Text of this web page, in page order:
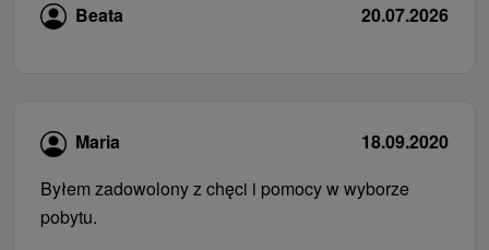
Beata 20.07.2026
Maria
18.09.2020
Byłem zadowolony z chęci i pomocy w wyborze
pobytu.